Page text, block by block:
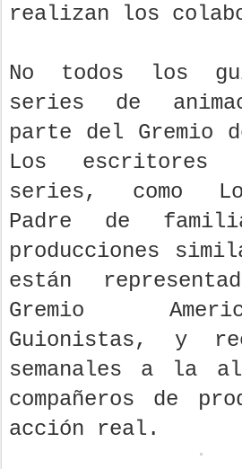
realizan los
No todos los
series de
parte del Gremio
Los escritores
series, como
Padre de
producciones
están
Gremio
Guionistas, y
semanales a la
compañeros de
acción real.